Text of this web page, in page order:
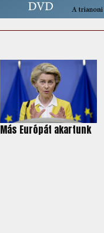
Más Európát akartunk